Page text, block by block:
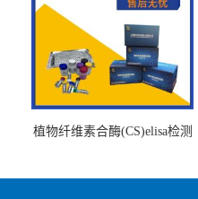
植物纤维素合酶(CS)elisa检测